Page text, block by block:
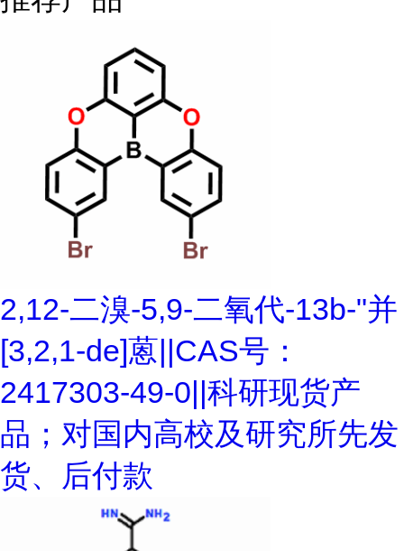
2,12-二溴-5,9-二氧代-13b-"并
[3,2,1-de]蒽||CAS号：
2417303-49-0||科研现货产
品；对国内高校及研究所先发
货、后付款